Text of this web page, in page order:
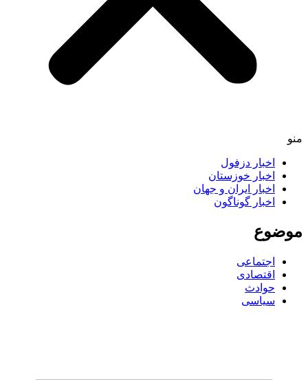
اخبار دزفول
اخبار خوزستان
اخبار ایران و جهان
اخبار گوناگون
اجتماعی
اقتصادی
حوادث
سیاسی